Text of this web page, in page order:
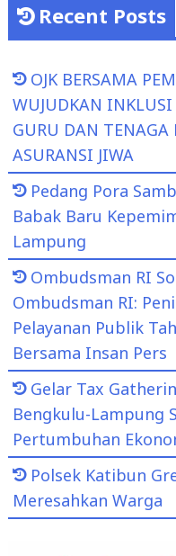
Recent Posts
OJK BERSAMA
WUJUDKAN
GURU DAN
ASURANSI JIWA
Pedang Pora
Babak Baru
Lampung
Ombudsman RI
Ombudsman RI:
Pelayanan Publik
Bersama Insan Pers
Gelar Tax
Bengkulu-Lampung
Pertumbuhan
Polsek Katibun
Meresahkan Warga